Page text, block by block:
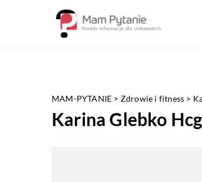
MAM-PYTANIE > Zdrowie i fitness >
Karina Glebko